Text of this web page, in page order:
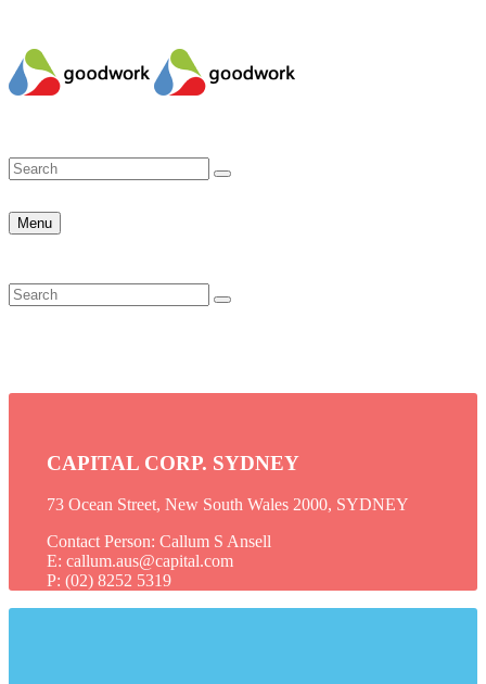
Menu
CAPITAL CORP. SYDNEY
73 Ocean Street, New South Wales 2000, SYDNEY
Contact Person: Callum S Ansell
E: callum.aus@capital.com
P: (02) 8252 5319